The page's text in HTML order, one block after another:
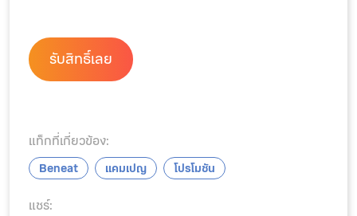
รับสิทธิ์เลย
แท็กที่เกี่ยวข้อง:
Beneat แคมเปญ โปรโมชัน
แชร์: